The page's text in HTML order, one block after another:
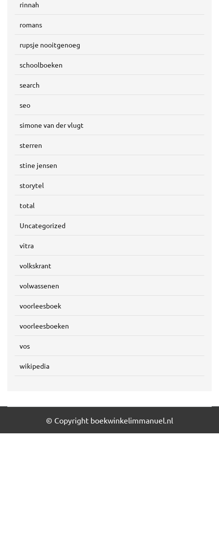
rinnah
romans
rupsje nooitgenoeg
schoolboeken
search
seo
simone van der vlugt
sterren
stine jensen
storytel
total
Uncategorized
vitra
volkskrant
volwassenen
voorleesboek
voorleesboeken
vos
wikipedia
© Copyright boekwinkelimmanuel.nl